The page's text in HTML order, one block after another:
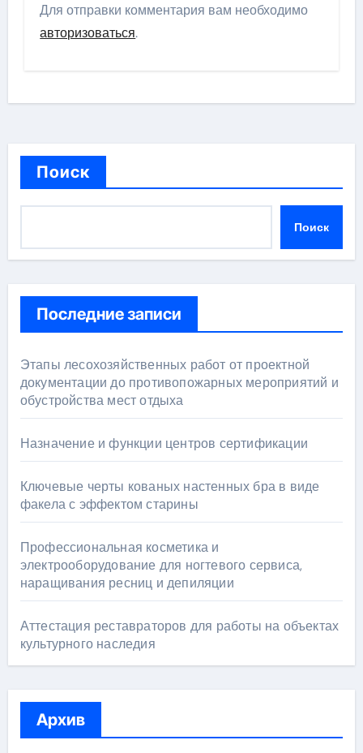
Для отправки комментария вам необходимо
авторизоваться.
Поиск
Поиск
Последние записи
Этапы лесохозяйственных работ от проектной
документации до противопожарных мероприятий и
обустройства мест отдыха
Назначение и функции центров сертификации
Ключевые черты кованых настенных бра в виде
факела с эффектом старины
Профессиональная косметика и
электрооборудование для ногтевого сервиса,
наращивания ресниц и депиляции
Аттестация реставраторов для работы на объектах
культурного наследия
Архив